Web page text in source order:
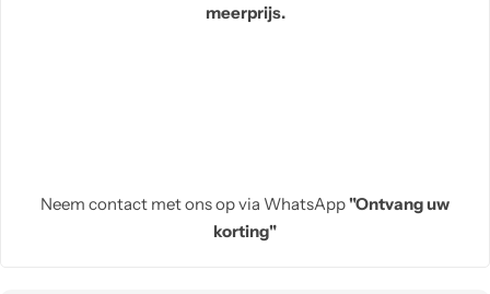
meerprijs.
Neem contact met ons op via WhatsApp"Ontvang uw
korting"